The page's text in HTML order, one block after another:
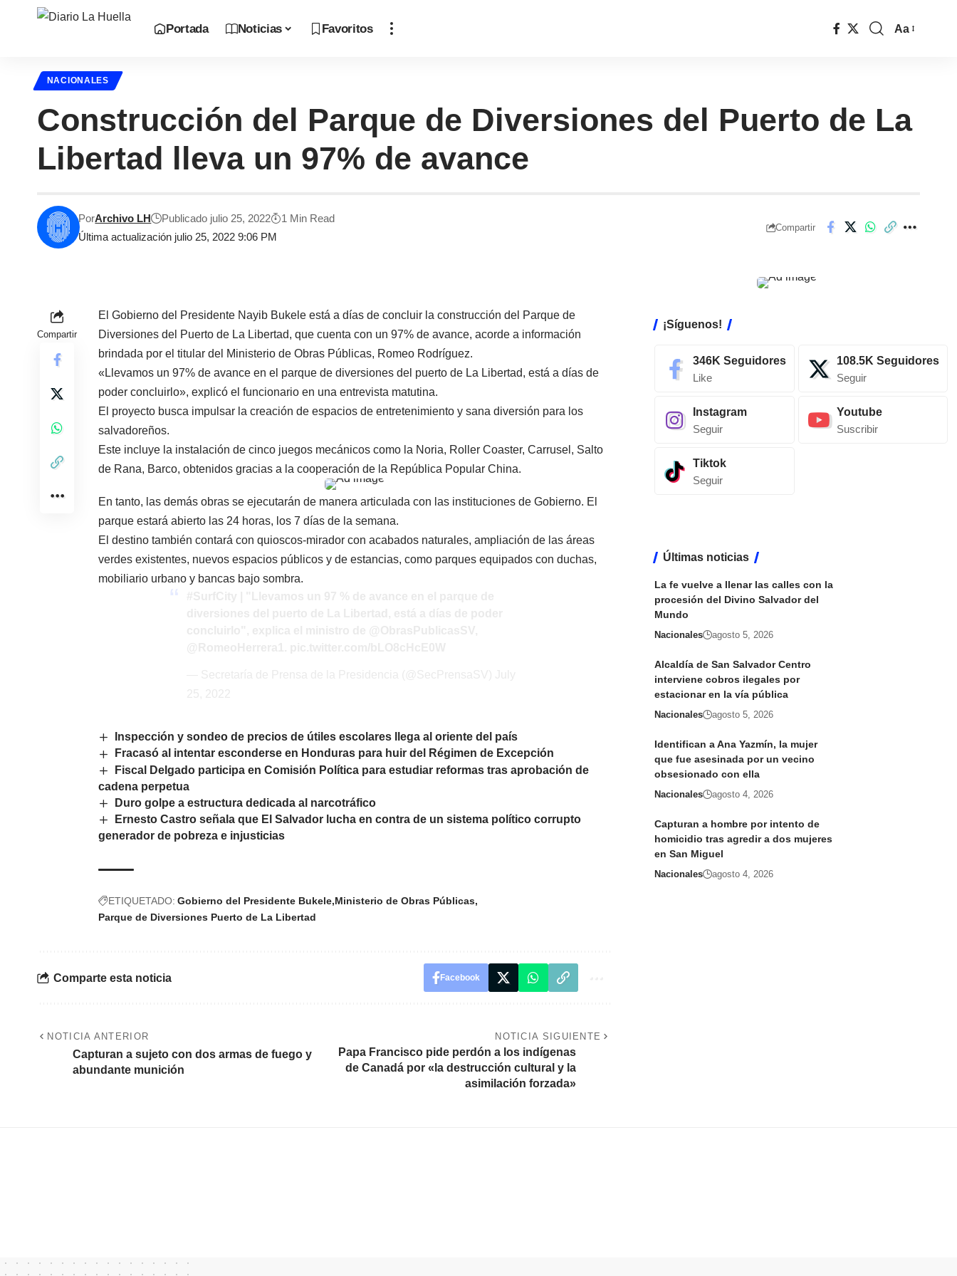
Portada Noticias Favoritos Aa
NACIONALES
Construcción del Parque de Diversiones del Puerto de La
Libertad lleva un 97% de avance
Última actualización julio 25, 2022 9:06 PM
PorArchivo LH Publicado julio 25, 2022 1 Min Read
Compartir
Compartir
El Gobierno del Presidente Nayib Bukele está a días de concluir la construcción del Parque de
Diversiones del Puerto de La Libertad, que cuenta con un 97% de avance, acorde a información
brindada por el titular del Ministerio de Obras Públicas, Romeo Rodríguez.
«Llevamos un 97% de avance en el parque de diversiones del puerto de La Libertad, está a días de
poder concluirlo», explicó el funcionario en una entrevista matutina.
El proyecto busca impulsar la creación de espacios de entretenimiento y sana diversión para los
salvadoreños.
Este incluye la instalación de cinco juegos mecánicos como la Noria, Roller Coaster, Carrusel, Salto
de Rana, Barco, obtenidos gracias a la cooperación de la República Popular China.
En tanto, las demás obras se ejecutarán de manera articulada con las instituciones de Gobierno. El
parque estará abierto las 24 horas, los 7 días de la semana.
El destino también contará con quioscos-mirador con acabados naturales, ampliación de las áreas
verdes existentes, nuevos espacios públicos y de estancias, como parques equipados con duchas,
mobiliario urbano y bancas bajo sombra.
Inspección y sondeo de precios de útiles escolares llega al oriente del país
Fracasó al intentar esconderse en Honduras para huir del Régimen de Excepción
Fiscal Delgado participa en Comisión Política para estudiar reformas tras aprobación de
cadena perpetua
Duro golpe a estructura dedicada al narcotráfico
Ernesto Castro señala que El Salvador lucha en contra de un sistema político corrupto
generador de pobreza e injusticias
ETIQUETADO: Gobierno del Presidente Bukele Ministerio de Obras Públicas
Parque de Diversiones Puerto de La Libertad
Comparte esta noticia Facebook
NOTICIA ANTERIOR
Capturan a sujeto con dos armas de fuego y
abundante munición
NOTICIA SIGUIENTE
Papa Francisco pide perdón a los indígenas
de Canadá por «la destrucción cultural y la
asimilación forzada»
¡Síguenos!
346K Seguidores
Like
108.5K Seguidores
Seguir
Instagram
Seguir
Youtube
Suscribir
Tiktok
Seguir
Últimas noticias
La fe vuelve a llenar las calles con la
procesión del Divino Salvador del
Mundo
Nacionales agosto 5, 2026
Alcaldía de San Salvador Centro
interviene cobros ilegales por
estacionar en la vía pública
Nacionales agosto 5, 2026
Identifican a Ana Yazmín, la mujer
que fue asesinada por un vecino
obsesionado con ella
Nacionales agosto 4, 2026
Capturan a hombre por intento de
homicidio tras agredir a dos mujeres
en San Miguel
Nacionales agosto 4, 2026